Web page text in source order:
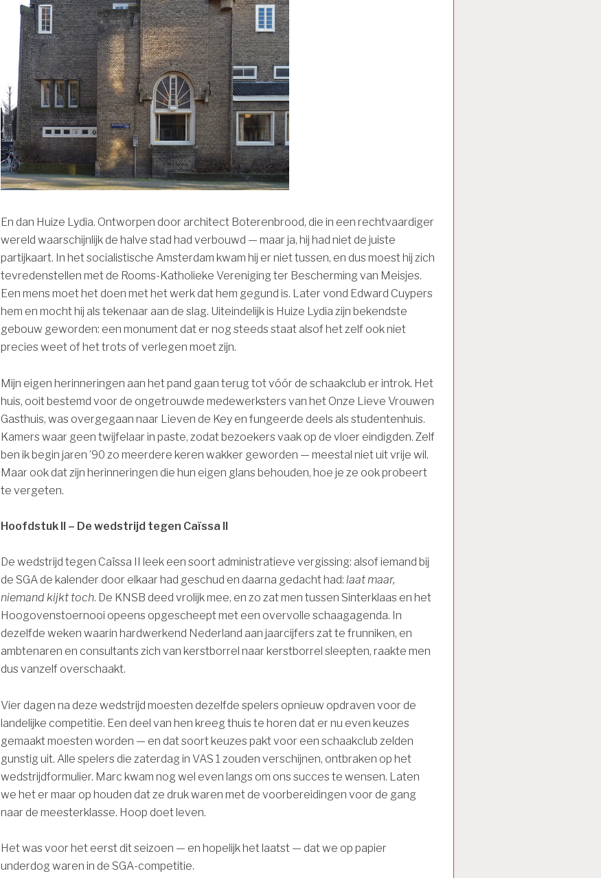
En dan Huize Lydia. Ontworpen door architect Boterenbrood, die in een rechtvaardiger
wereld waarschijnlijk de halve stad had verbouwd — maar ja, hij had niet de juiste
partijkaart. In het socialistische Amsterdam kwam hij er niet tussen, en dus moest hij zich
tevredenstellen met de Rooms-Katholieke Vereniging ter Bescherming van Meisjes.
Een mens moet het doen met het werk dat hem gegund is. Later vond Edward Cuypers
hem en mocht hij als tekenaar aan de slag. Uiteindelijk is Huize Lydia zijn bekendste
gebouw geworden: een monument dat er nog steeds staat alsof het zelf ook niet
precies weet of het trots of verlegen moet zijn.
Mijn eigen herinneringen aan het pand gaan terug tot vóór de schaakclub er introk. Het
huis, ooit bestemd voor de ongetrouwde medewerksters van het Onze Lieve Vrouwen
Gasthuis, was overgegaan naar Lieven de Key en fungeerde deels als studentenhuis.
Kamers waar geen twijfelaar in paste, zodat bezoekers vaak op de vloer eindigden. Zelf
ben ik begin jaren ’90 zo meerdere keren wakker geworden — meestal niet uit vrije wil.
Maar ook dat zijn herinneringen die hun eigen glans behouden, hoe je ze ook probeert
te vergeten.
Hoofdstuk II – De wedstrijd tegen Caïssa II
De wedstrijd tegen Caïssa II leek een soort administratieve vergissing: alsof iemand bij
de SGA de kalender door elkaar had geschud en daarna gedacht had:laat maar,
niemand kijkt toch. De KNSB deed vrolijk mee, en zo zat men tussen Sinterklaas en het
Hoogovenstoernooi opeens opgescheept met een overvolle schaagagenda. In
dezelfde weken waarin hardwerkend Nederland aan jaarcijfers zat te frunniken, en
ambtenaren en consultants zich van kerstborrel naar kerstborrel sleepten, raakte men
dus vanzelf overschaakt.
Vier dagen na deze wedstrijd moesten dezelfde spelers opnieuw opdraven voor de
landelijke competitie. Een deel van hen kreeg thuis te horen dat er nu even keuzes
gemaakt moesten worden — en dat soort keuzes pakt voor een schaakclub zelden
gunstig uit. Alle spelers die zaterdag in VAS 1 zouden verschijnen, ontbraken op het
wedstrijdformulier. Marc kwam nog wel even langs om ons succes te wensen. Laten
we het er maar op houden dat ze druk waren met de voorbereidingen voor de gang
naar de meesterklasse. Hoop doet leven.
Het was voor het eerst dit seizoen — en hopelijk het laatst — dat we op papier
underdog waren in de SGA-competitie.